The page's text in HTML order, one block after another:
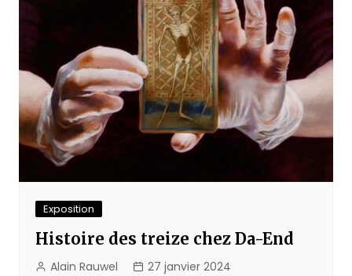
Exposition
Histoire des treize chez Da-End
Alain Rauwel 27 janvier 2024